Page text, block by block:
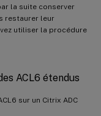
la suite conserver
restaurer leur
utiliser la procédure
ACL6 étendus
sur un Citrix ADC